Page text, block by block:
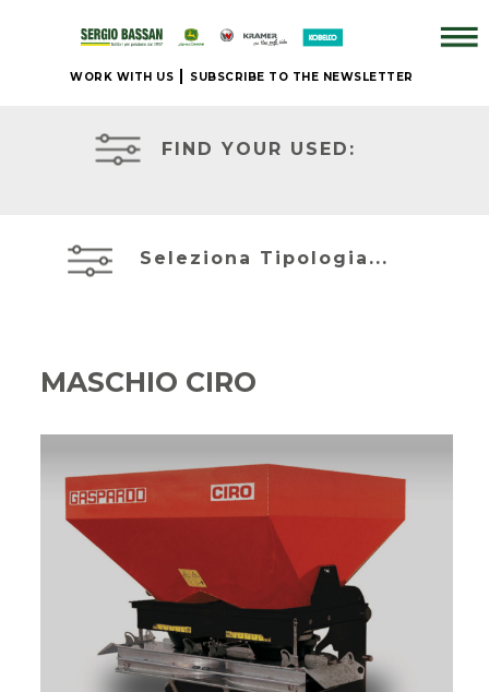
WORK WITH US SUBSCRIBE TO THE NEWSLETTER
NEW
RENTAL
PROMOTIONS
FIND YOUR USED:
Seleziona Tipologia...
MASCHIO CIRO
TELESCOPIC
FORAGE
HARVESTERS
HEADERS